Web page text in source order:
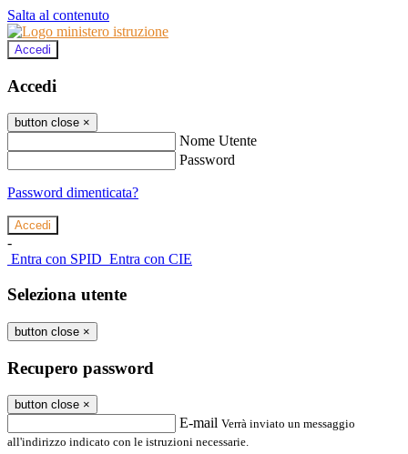
Salta al contenuto
Accedi
Accedi
button close ×
Nome Utente
Password
Password dimenticata?
-
Entra con SPID Entra con CIE
Seleziona utente
button close ×
Recupero password
button close ×
E-mail Verrà inviato un messaggio
all'indirizzo indicato con le istruzioni necessarie.